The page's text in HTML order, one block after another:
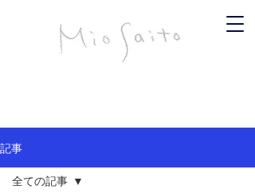
記事
全ての記事